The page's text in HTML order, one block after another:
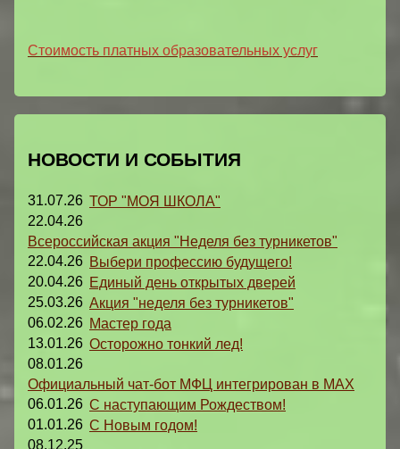
Стоимость платных образовательных услуг
НОВОСТИ И СОБЫТИЯ
31.07.26 ТОР "МОЯ ШКОЛА"
22.04.26
Всероссийская акция "Неделя без турникетов"
22.04.26 Выбери профессию будущего!
20.04.26 Единый день открытых дверей
25.03.26 Акция "неделя без турникетов"
06.02.26 Мастер года
13.01.26 Осторожно тонкий лед!
08.01.26
Официальный чат-бот МФЦ интегрирован в MAX
06.01.26 С наступающим Рождеством!
01.01.26 С Новым годом!
08.12.25